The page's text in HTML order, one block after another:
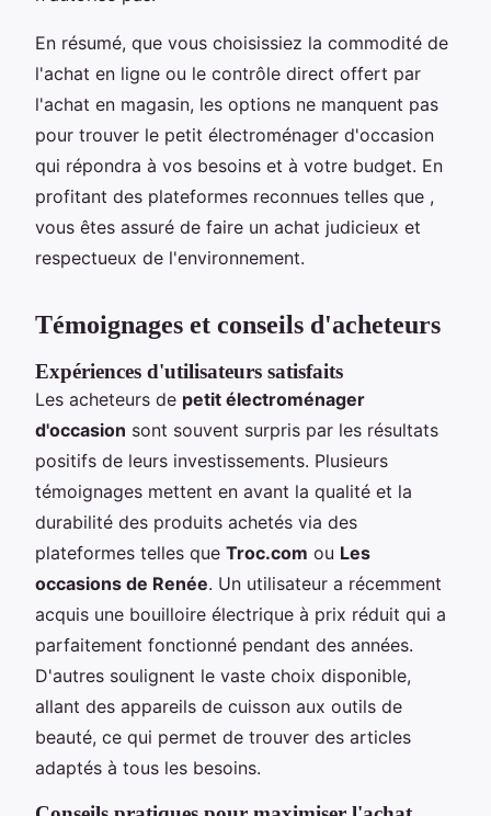
En résumé, que vous choisissiez la commodité de
l'achat en ligne ou le contrôle direct offert par
l'achat en magasin, les options ne manquent pas
pour trouver le petit électroménager d'occasion
qui répondra à vos besoins et à votre budget. En
profitant des plateformes reconnues telles que ,
vous êtes assuré de faire un achat judicieux et
respectueux de l'environnement.
Témoignages et conseils d'acheteurs
Expériences d'utilisateurs satisfaits
Les acheteurs de petit électroménager
d'occasion sont souvent surpris par les résultats
positifs de leurs investissements. Plusieurs
témoignages mettent en avant la qualité et la
durabilité des produits achetés via des
plateformes telles que Troc.com ou Les
occasions de Renée. Un utilisateur a récemment
acquis une bouilloire électrique à prix réduit qui a
parfaitement fonctionné pendant des années.
D'autres soulignent le vaste choix disponible,
allant des appareils de cuisson aux outils de
beauté, ce qui permet de trouver des articles
adaptés à tous les besoins.